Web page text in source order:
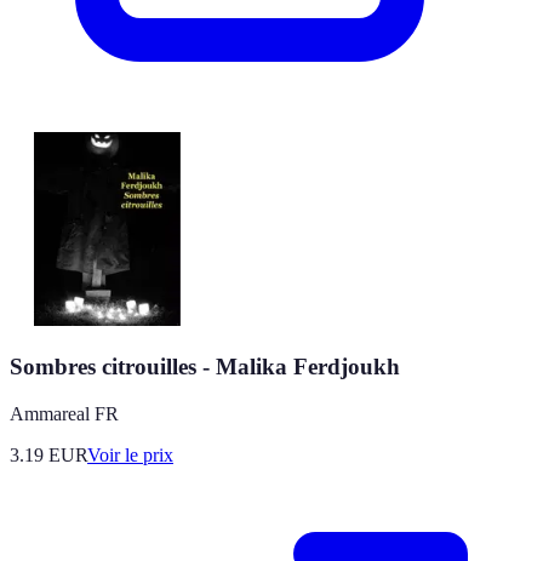
Sombres citrouilles - Malika Ferdjoukh
Ammareal FR
3.19 EURVoir le prix